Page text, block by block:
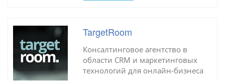
TargetRoom
Консалтинговое агентство в
области CRM и маркетинговых
технологий для онлайн-бизнеса